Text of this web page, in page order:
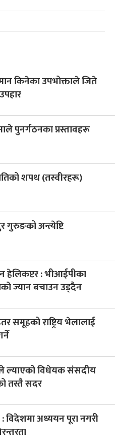
किनेका उपभोक्ताले जिते
पुनर्गठनका प्रस्तावहरू
शपथ (तस्वीरहरू)
गुरुङको अन्त्येष्टि
हेलिकप्टर : भीआईपीका
ज्यान बचाउन उड्दैन
समूहको राष्ट्रिय भेलालाई
ल्याएको विधेयक संसदीय
तस्तै सदर
विदेशमा अध्ययन पूरा नगरी